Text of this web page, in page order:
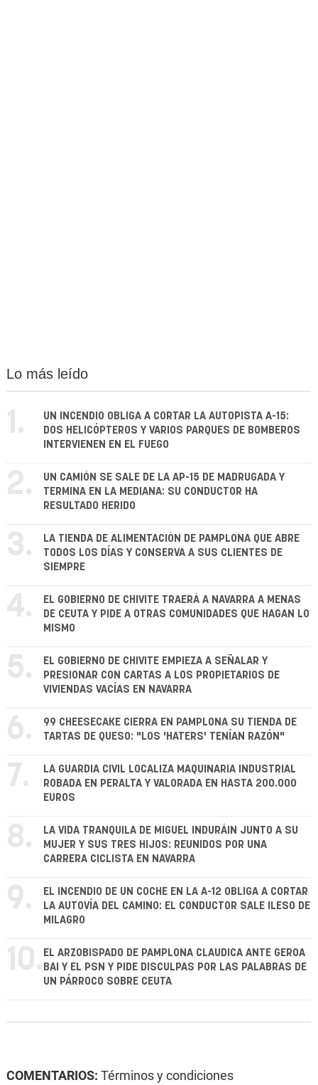
Lo más leído
1.
UN INCENDIO OBLIGA A CORTAR LA AUTOPISTA A-15:
DOS HELICÓPTEROS Y VARIOS PARQUES DE BOMBEROS
INTERVIENEN EN EL FUEGO
2.
UN CAMIÓN SE SALE DE LA AP-15 DE MADRUGADA Y
TERMINA EN LA MEDIANA: SU CONDUCTOR HA
RESULTADO HERIDO
3.
LA TIENDA DE ALIMENTACIÓN DE PAMPLONA QUE ABRE
TODOS LOS DÍAS Y CONSERVA A SUS CLIENTES DE
SIEMPRE
4.
EL GOBIERNO DE CHIVITE TRAERÁ A NAVARRA A MENAS
DE CEUTA Y PIDE A OTRAS COMUNIDADES QUE HAGAN LO
MISMO
5.
EL GOBIERNO DE CHIVITE EMPIEZA A SEÑALAR Y
PRESIONAR CON CARTAS A LOS PROPIETARIOS DE
VIVIENDAS VACÍAS EN NAVARRA
6.
99 CHEESECAKE CIERRA EN PAMPLONA SU TIENDA DE
TARTAS DE QUESO: "LOS 'HATERS' TENÍAN RAZÓN"
7.
LA GUARDIA CIVIL LOCALIZA MAQUINARIA INDUSTRIAL
ROBADA EN PERALTA Y VALORADA EN HASTA 200.000
EUROS
8.
LA VIDA TRANQUILA DE MIGUEL INDURÁIN JUNTO A SU
MUJER Y SUS TRES HIJOS: REUNIDOS POR UNA
CARRERA CICLISTA EN NAVARRA
9.
EL INCENDIO DE UN COCHE EN LA A-12 OBLIGA A CORTAR
LA AUTOVÍA DEL CAMINO: EL CONDUCTOR SALE ILESO DE
MILAGRO
10. EL ARZOBISPADO DE PAMPLONA CLAUDICA ANTE GEROA
BAI Y EL PSN Y PIDE DISCULPAS POR LAS PALABRAS DE
UN PÁRROCO SOBRE CEUTA
COMENTARIOS: Términos y condiciones